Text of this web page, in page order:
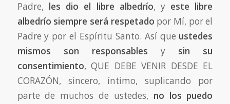
Padre, les dio el libre albedrío, y este libre
albedrío siempre será respetado por Mí, por el
Padre y por el Espíritu Santo. Así que ustedes
mismos
son responsablesy sin su
consentimiento, QUE DEBE VENIR DESDE EL
CORAZÓN, sincero, íntimo, suplicando por
parte de muchos de ustedes, no los puedo